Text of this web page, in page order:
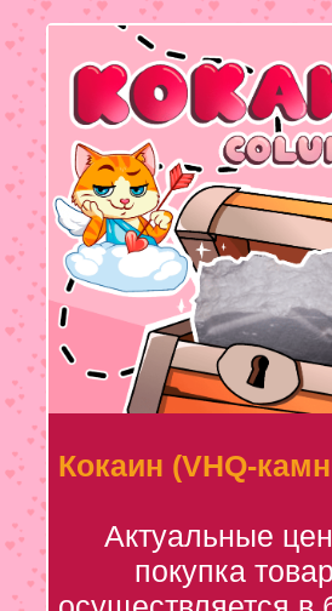
Кокаин (VHQ-
Актуальные
покупка